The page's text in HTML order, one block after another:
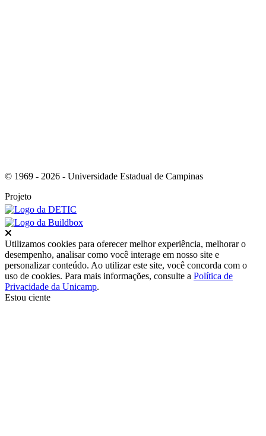
© 1969 - 2026 - Universidade Estadual de Campinas
Projeto
Utilizamos cookies para oferecer melhor experiência, melhorar o
desempenho, analisar como você interage em nosso site e
personalizar conteúdo. Ao utilizar este site, você concorda com o
uso de cookies. Para mais informações, consulte a Política de
Privacidade da Unicamp.
Estou ciente